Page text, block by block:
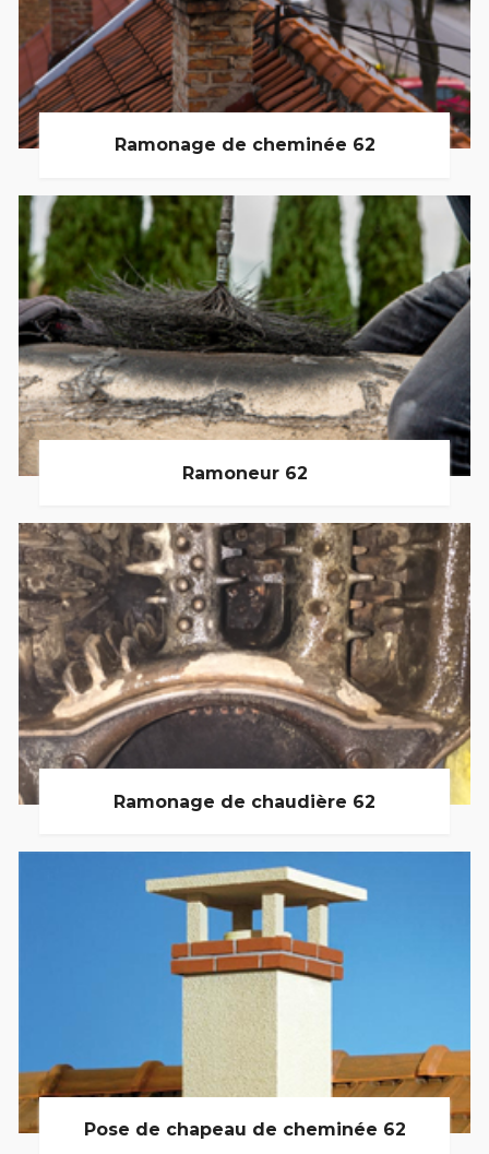
Ramonage de cheminée 62
Ramoneur 62
Ramonage de chaudière 62
Pose de chapeau de cheminée 62